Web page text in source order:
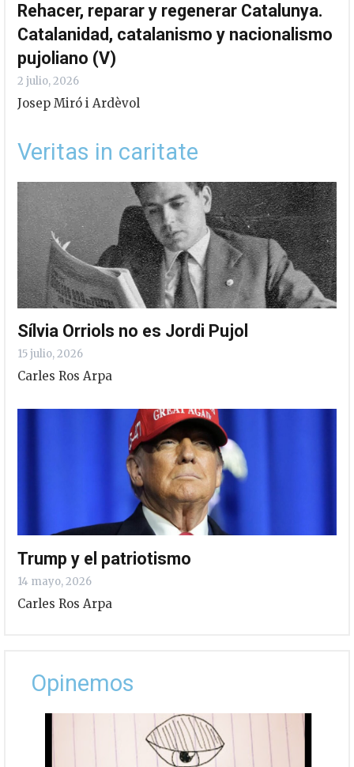
Rehacer, reparar y regenerar Catalunya.
Catalanidad, catalanismo y nacionalismo
pujoliano (V)
2 julio, 2026
Josep Miró i Ardèvol
Veritas in caritate
Sílvia Orriols no es Jordi Pujol
15 julio, 2026
Carles Ros Arpa
Trump y el patriotismo
14 mayo, 2026
Carles Ros Arpa
Opinemos